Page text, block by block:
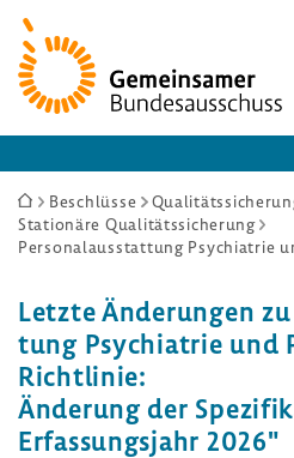
Zur
Startseite
Sie
sind
Beschlüsse
Stationäre Qualitätssicherung
Letzte Ände­rungen
tung Psych­ia­trie und
Richtlinie:
Ände­rung der
Erfas­sungs­jahr 2026"